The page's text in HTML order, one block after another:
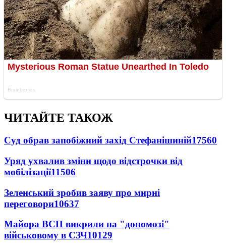
ЧИТАЙТЕ ТАКОЖ
Суд обрав запобіжний захід Стефанішиній17560
Уряд ухвалив зміни щодо відстрочки від
мобілізації11506
Зеленський зробив заяву про мирні
переговори10637
Майора ВСП викрили на "допомозі"
військовому в СЗЧ10129